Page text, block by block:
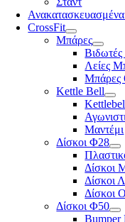
CrossFit
Μπάρες
Λείες
Μπάρες
Kettle Bell
Μαντέμι
Δίσκοι Φ28
Δίσκοι
Δίσκοι
Δίσκοι
Δίσκοι Φ50
Bumper